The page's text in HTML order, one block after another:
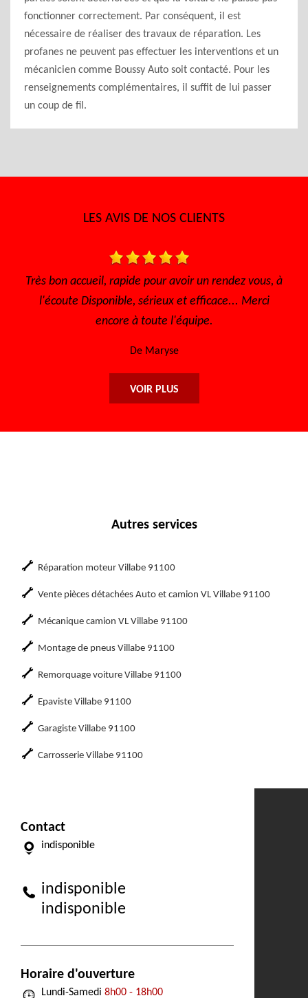
fonctionner correctement. Par conséquent, il est
nécessaire de réaliser des travaux de réparation. Les
profanes ne peuvent pas effectuer les interventions et un
mécanicien comme Boussy Auto soit contacté. Pour les
renseignements complémentaires, il suffit de lui passer
un coup de fil.
LES AVIS DE NOS CLIENTS
pour avoir un rendez vous, à
sérieux et efficace... Merci
à toute l'équipe.
Je recommande ce
VOIR PLUS
Autres services
Réparation moteur Villabe 91100
Vente pièces détachées Auto et camion VL Villabe 91100
Mécanique camion VL Villabe 91100
Montage de pneus Villabe 91100
Remorquage voiture Villabe 91100
Epaviste Villabe 91100
Garagiste Villabe 91100
Carrosserie Villabe 91100
Contact
indisponible
indisponible
indisponible
Horaire d'ouverture
Lundi-Samedi 8h00 - 18h00